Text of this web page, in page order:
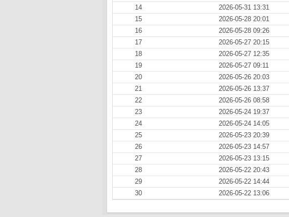
14
2026-05-31 13:31
15
2026-05-28 20:01
16
2026-05-28 09:26
17
2026-05-27 20:15
18
2026-05-27 12:35
19
2026-05-27 09:11
20
2026-05-26 20:03
21
2026-05-26 13:37
22
2026-05-26 08:58
23
2026-05-24 19:37
24
2026-05-24 14:05
25
2026-05-23 20:39
26
2026-05-23 14:57
27
2026-05-23 13:15
28
2026-05-22 20:43
29
2026-05-22 14:44
30
2026-05-22 13:06